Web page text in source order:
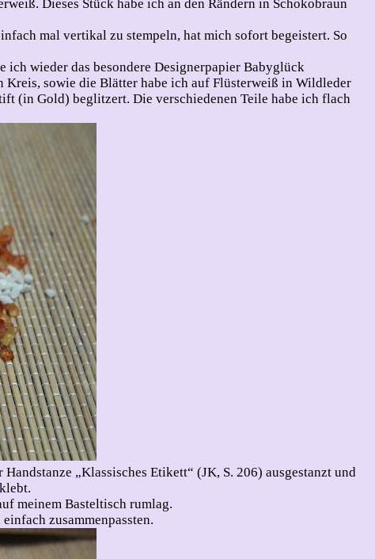
Dieses Stück habe ich an den Rändern in Schokobraun
mal vertikal zu stempeln, hat mich sofort begeistert. So
wieder das besondere Designerpapier Babyglück
Kreis, sowie die Blätter habe ich auf Flüsterweiß in Wildleder
(in Gold) beglitzert. Die verschiedenen Teile habe ich flach
„Klassisches Etikett“ (JK, S. 206) ausgestanzt und
meinem Basteltisch rumlag.
zusammenpassten.